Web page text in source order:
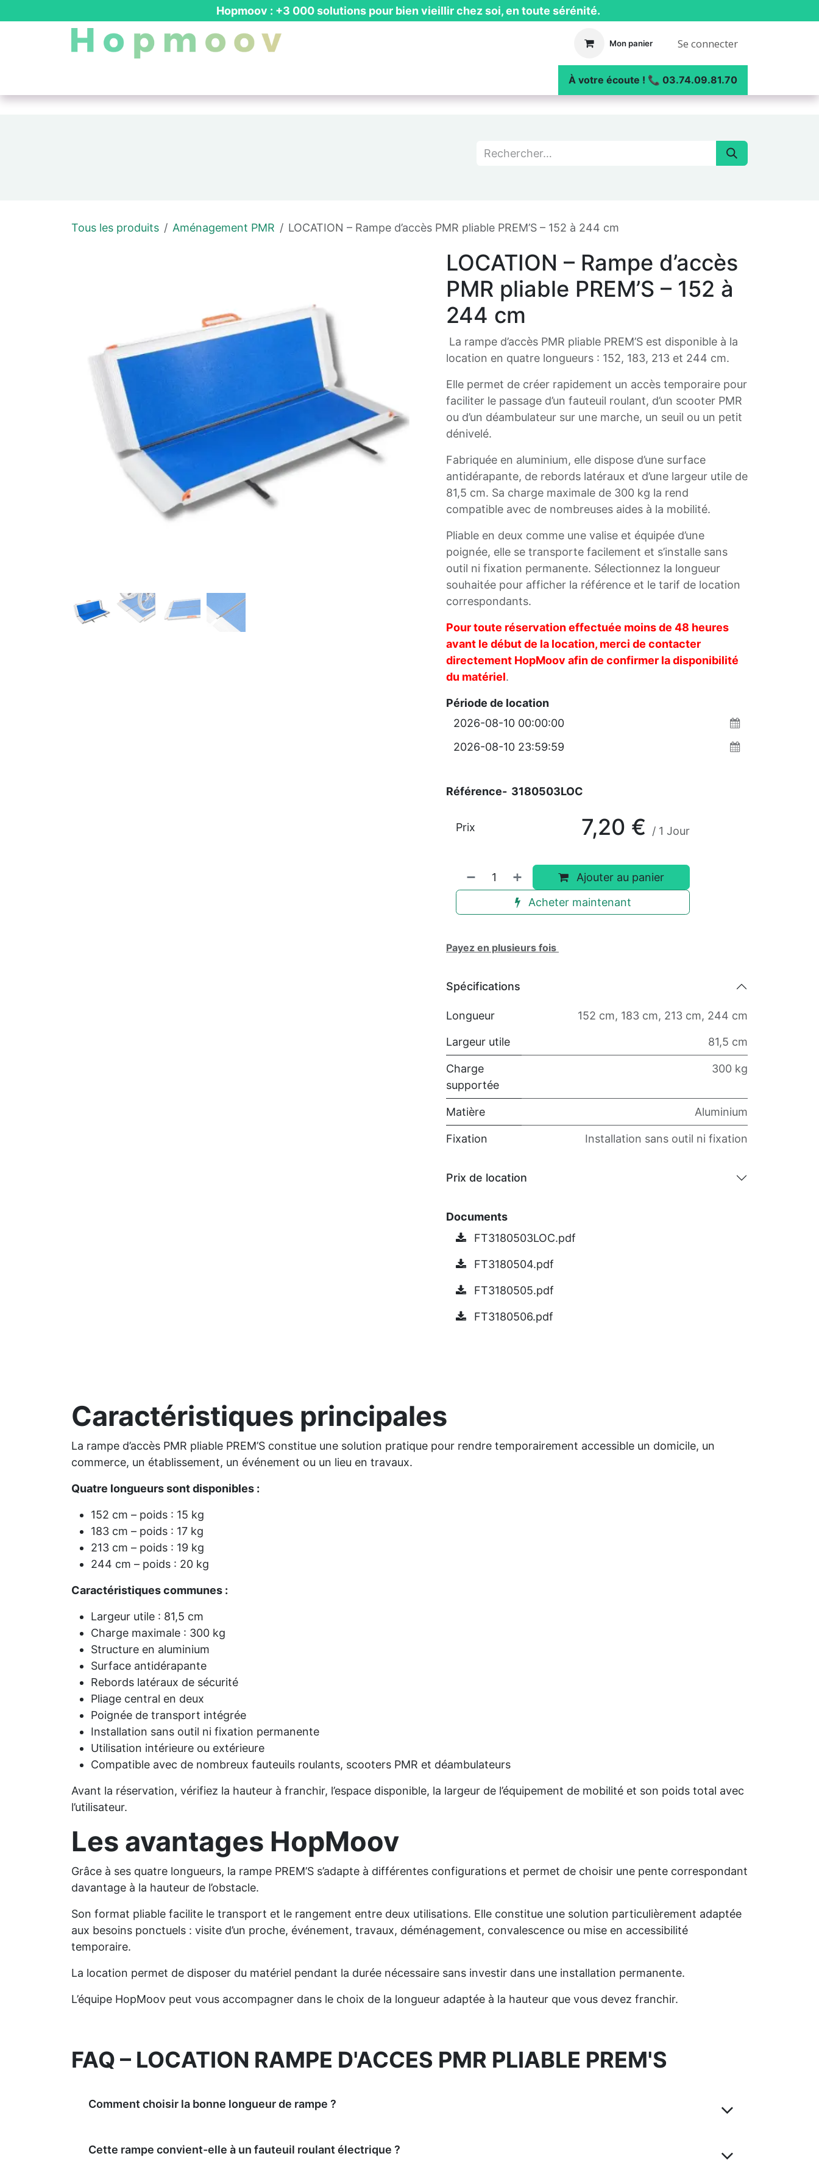
Hopmoov : +3 000 solutions pour bien vieillir chez soi, en toute sérénité.
Mon panier Se connecter
┃ Nos réalisations
À votre écoute ! 📞 03.74.09.81.70
Tous les produits Aménagement PMR LOCATION – Rampe d’accès PMR pliable PREM’S – 152 à 244 cm
LOCATION – Rampe d’accès
PMR pliable PREM’S – 152 à
244 cm
La rampe d’accès PMR pliable PREM’S est disponible à la
location en quatre longueurs : 152, 183, 213 et 244 cm.
Elle permet de créer rapidement un accès temporaire pour
faciliter le passage d’un fauteuil roulant, d’un scooter PMR
ou d’un déambulateur sur une marche, un seuil ou un petit
dénivelé.
Fabriquée en aluminium, elle dispose d’une surface
antidérapante, de rebords latéraux et d’une largeur utile de
81,5 cm. Sa charge maximale de 300 kg la rend
compatible avec de nombreuses aides à la mobilité.
Pliable en deux comme une valise et équipée d’une
poignée, elle se transporte facilement et s’installe sans
outil ni fixation permanente. Sélectionnez la longueur
souhaitée pour afficher la référence et le tarif de location
correspondants.
Pour toute réservation effectuée moins de 48 heures
avant le début de la location, merci de contacter
directement HopMoov afin de confirmer la disponibilité
du matériel.
Période de location
Référence- 3180503LOC
Ajouter au panier
Acheter maintenant
Prix 7,20 € / 1 Jour
Payez en plusieurs fois
Spécifications
Longueur 152 cm, 183 cm, 213 cm, 244 cm
Largeur utile 81,5 cm
Charge
supportée
300 kg
Matière Aluminium
Fixation Installation sans outil ni fixation
Prix ​​de location
Documents
FT3180503LOC.pdf
FT3180504.pdf
FT3180505.pdf
FT3180506.pdf
Caractéristiques principales
La rampe d’accès PMR pliable PREM’S constitue une solution pratique pour rendre temporairement accessible un domicile, un
commerce, un établissement, un événement ou un lieu en travaux.
Quatre longueurs sont disponibles :
152 cm – poids : 15 kg
183 cm – poids : 17 kg
213 cm – poids : 19 kg
244 cm – poids : 20 kg
Caractéristiques communes :
Largeur utile : 81,5 cm
Charge maximale : 300 kg
Structure en aluminium
Surface antidérapante
Rebords latéraux de sécurité
Pliage central en deux
Poignée de transport intégrée
Installation sans outil ni fixation permanente
Utilisation intérieure ou extérieure
Compatible avec de nombreux fauteuils roulants, scooters PMR et déambulateurs
Avant la réservation, vérifiez la hauteur à franchir, l’espace disponible, la largeur de l’équipement de mobilité et son poids total avec
l’utilisateur.
Les avantages HopMoov
Grâce à ses quatre longueurs, la rampe PREM’S s’adapte à différentes configurations et permet de choisir une pente correspondant
davantage à la hauteur de l’obstacle.
Son format pliable facilite le transport et le rangement entre deux utilisations. Elle constitue une solution particulièrement adaptée
aux besoins ponctuels : visite d’un proche, événement, travaux, déménagement, convalescence ou mise en accessibilité
temporaire.
La location permet de disposer du matériel pendant la durée nécessaire sans investir dans une installation permanente.
L’équipe HopMoov peut vous accompagner dans le choix de la longueur adaptée à la hauteur que vous devez franchir.
FAQ – LOCATION RAMPE D'ACCES PMR PLIABLE PREM'S
Comment choisir la bonne longueur de rampe ?
Cette rampe convient-elle à un fauteuil roulant électrique ?